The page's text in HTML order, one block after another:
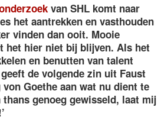
van SHL komt naar
het aantrekken en vasthouden
vinden dan ooit. Mooie
het hier niet bij blijven. Als het
en benutten van talent
de volgende zin uit Faust
Goethe aan wat nu dient te
thans genoeg gewisseld, laat mij